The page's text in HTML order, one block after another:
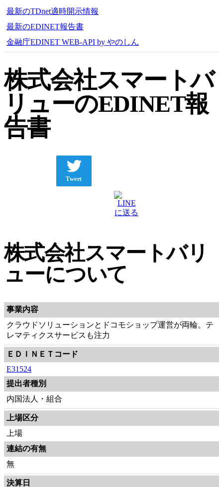
最新のTDnet適時開示情報
最新のEDINET報告書
金融庁EDINET WEB-API by やのしん
株式会社スマートバ
リューのEDINET報
告書
Tweet
株式会社スマートバリ
ューについて
事業内容
クラウドソリューションとドコモショップ運営が両輪。テ
レマティクスサービスも注力
ＥＤＩＮＥＴコード
E31524
提出者種別
内国法人・組合
上場区分
上場
連結の有無
無
決算日